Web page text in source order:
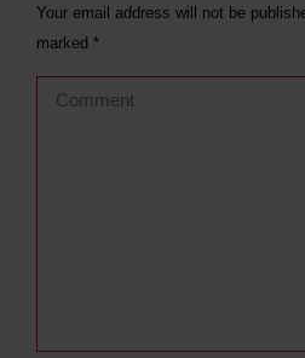
Your email address will not be
marked *
Comment